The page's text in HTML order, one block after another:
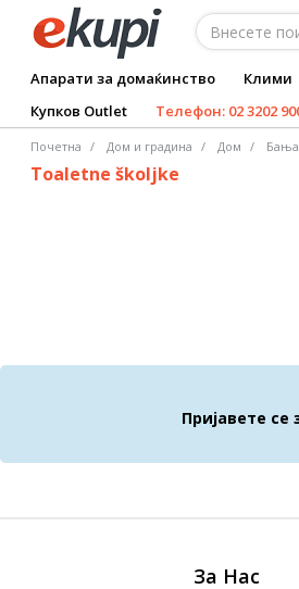
Апарати за домаќинство Клими
Купков Outlet
Телефон: 02 3202
Почетна Дом и градина Дом Бања
Toaletne školjke
Пријавете се
За Нас